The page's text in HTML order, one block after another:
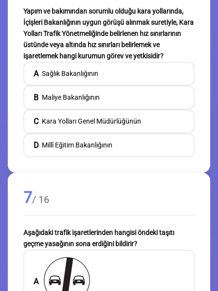
Yapım ve bakımından sorumlu olduğu kara yollarında,
İçişleri Bakanlığının uygun görüşü alınmak suretiyle, Kara
Yolları Trafik Yönetmeliğinde belirlenen hız sınırlarının
üstünde veya altında hız sınırları belirlemek ve
işaretlemek hangi kurumun görev ve yetkisidir?
A Sağlık Bakanlığının
B Maliye Bakanlığının
C Kara Yolları Genel Müdürlüğünün
D Millî Eğitim Bakanlığının
7/ 16
Aşağıdaki trafik işaretlerinden hangisi öndeki taşıtı
geçme yasağının sona erdiğini bildirir?
A